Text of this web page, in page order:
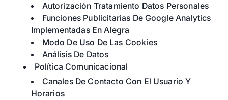
Autorización Tratamiento Datos Personales
Funciones Publicitarias De Google Analytics
Implementadas En Alegra
Modo De Uso De Las Cookies
Análisis De Datos
Política Comunicacional
Canales De Contacto Con El Usuario Y
Horarios